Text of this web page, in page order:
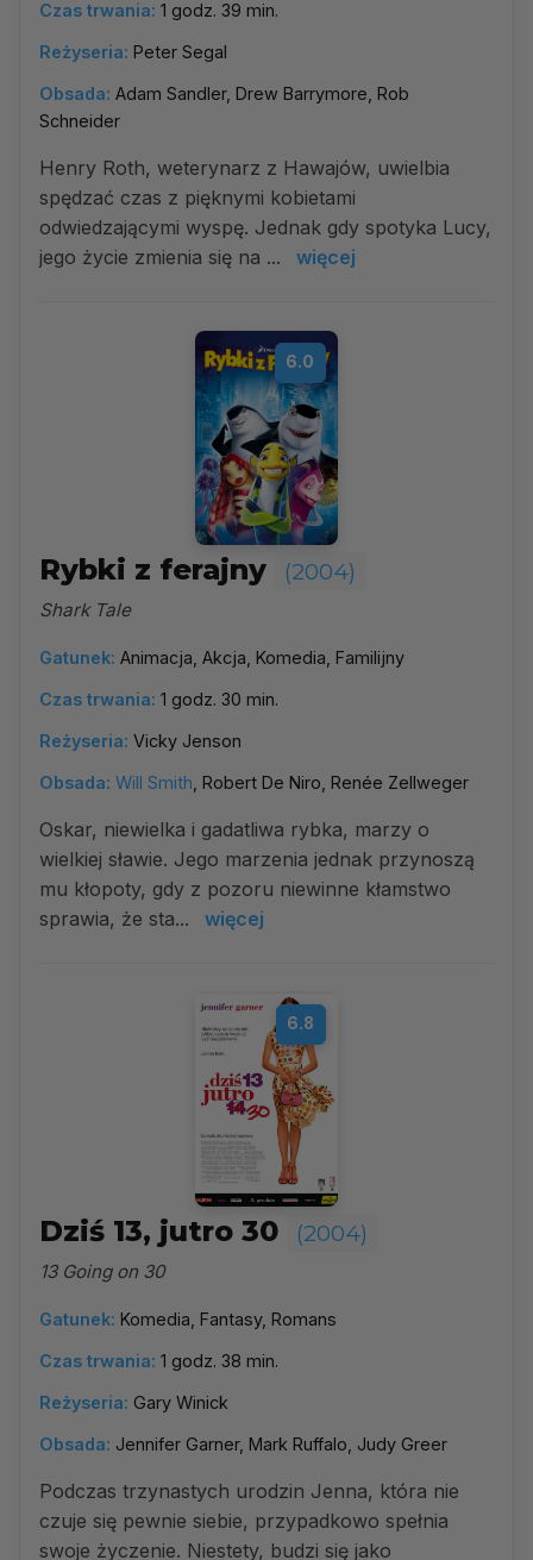
Czas trwania: 1 godz. 39 min.
Reżyseria: Peter Segal
Obsada: Adam Sandler, Drew Barrymore, Rob
Schneider
Henry Roth, weterynarz z Hawajów, uwielbia
spędzać czas z pięknymi kobietami
odwiedzającymi wyspę. Jednak gdy spotyka Lucy,
jego życie zmienia się na ...
więcej
6.0
Rybki z ferajny (2004)
Shark Tale
Gatunek: Animacja, Akcja, Komedia, Familijny
Czas trwania: 1 godz. 30 min.
Reżyseria: Vicky Jenson
Obsada: Will Smith , Robert De Niro, Renée Zellweger
Oskar, niewielka i gadatliwa rybka, marzy o
wielkiej sławie. Jego marzenia jednak przynoszą
mu kłopoty, gdy z pozoru niewinne kłamstwo
sprawia, że sta...
więcej
6.8
Dziś 13, jutro 30 (2004)
13 Going on 30
Gatunek: Komedia, Fantasy, Romans
Czas trwania: 1 godz. 38 min.
Reżyseria: Gary Winick
Obsada: Jennifer Garner, Mark Ruffalo, Judy Greer
Podczas trzynastych urodzin Jenna, która nie
czuje się pewnie siebie, przypadkowo spełnia
swoje życzenie. Niestety, budzi się jako